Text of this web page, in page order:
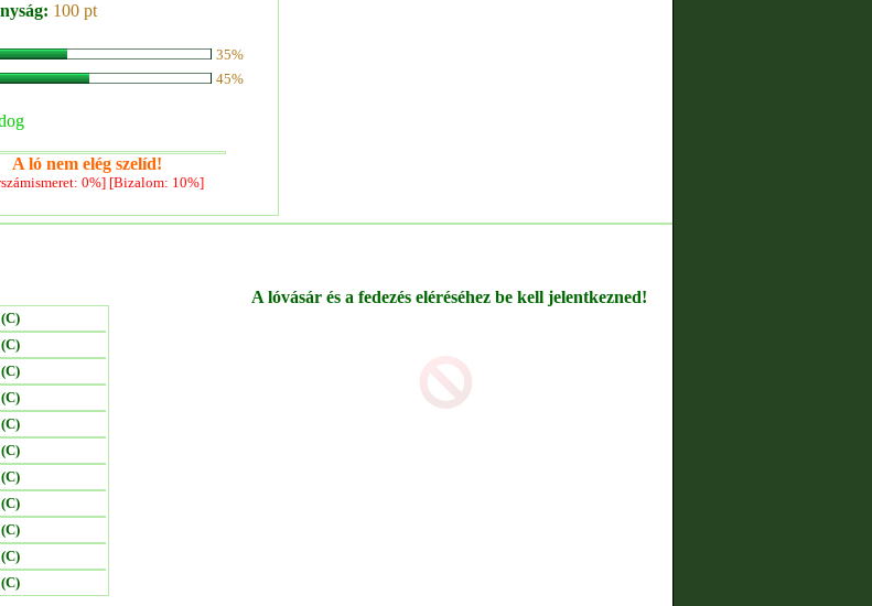
100 pt
35%
45%
A ló nem elég szelíd!
0%] [Bizalom: 10%]
A lóvásár és a fedezés eléréséhez be kell jelentkezned!